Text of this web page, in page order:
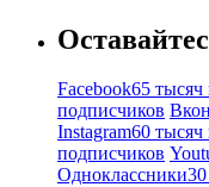
Facebook65 тысяч
подписчиков
Instagram60 тысяч
подписчиков
Одноклассники